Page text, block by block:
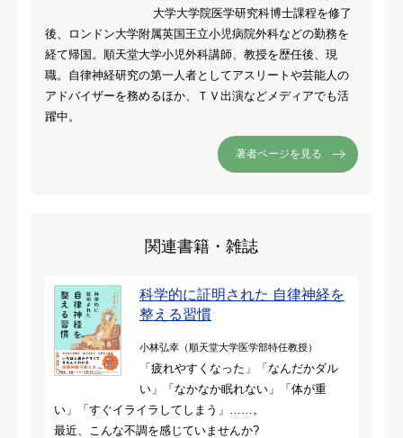
大学大学院医学研究科博士課程を修了
後、ロンドン大学附属英国王立小児病院外科などの勤務を
経て帰国。順天堂大学小児外科講師、教授を歴任後、現
職。自律神経研究の第一人者としてアスリートや芸能人の
アドバイザーを務めるほか、ＴＶ出演などメディアでも活
躍中。
著者ページを見る
関連書籍・雑誌
科学的に証明された 自律神経を
整える習慣
小林弘幸（順天堂大学医学部特任教授）
「疲れやすくなった」「なんだかダル
い」「なかなか眠れない」「体が重
い」「すぐイライラしてしまう」……。
最近、こんな不調を感じていませんか?